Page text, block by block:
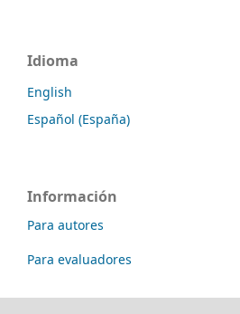
Idioma
English
Español (España)
Información
Para autores
Para evaluadores